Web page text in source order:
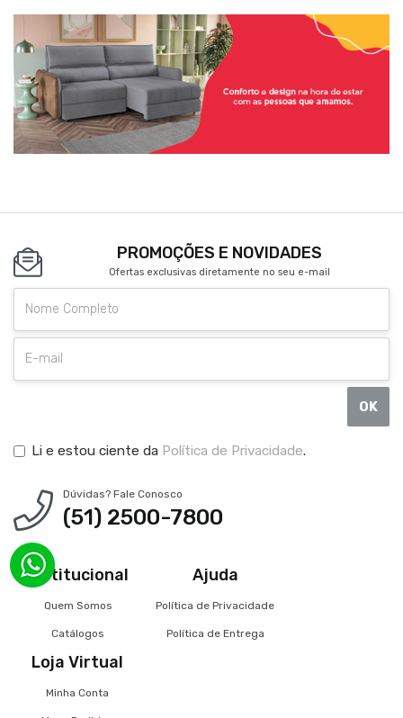
PROMOÇÕES E NOVIDADES
Ofertas exclusivas diretamente no seu e-mail
OK
Li e estou ciente da Política de Privacidade.
Dúvidas? Fale Conosco
(51) 2500-7800
Institucional
Quem Somos
Catálogos
Ajuda
Política de Privacidade
Política de Entrega
Loja Virtual
Minha Conta